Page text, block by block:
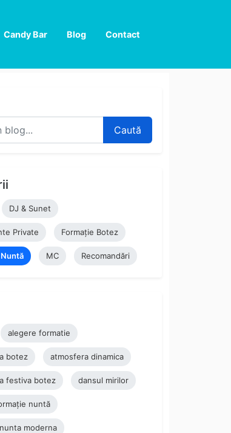
Candy Bar Blog Contact
Caută
DJ & Sunet
Private Formație Botez
MC Recomandări
alegere formatie
botez atmosfera dinamica
festiva botez dansul mirilor
nuntă
moderna